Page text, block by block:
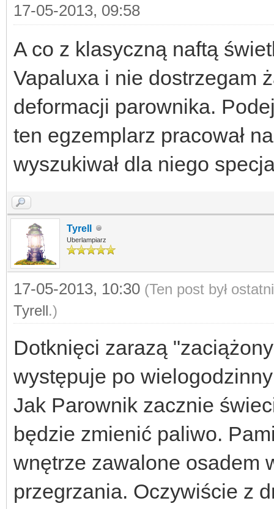
17-05-2013, 09:58
A co z klasyczną naftą
Vapaluxa i nie dostrzegam
deformacji parownika.
ten egzemplarz pracował
wyszukiwał dla niego
Tyrell
Uberlampiarz
17-05-2013, 10:30 (Ten post był
Tyrell.)
Dotknięci zarazą
występuje po
Jak Parownik zacznie
będzie zmienić paliwo.
wnętrze zawalone osadem
przegrzania. Oczywiście z